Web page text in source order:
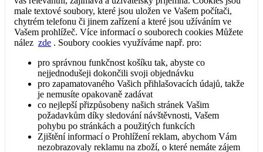
male textové soubory, které jsou uložen ve Vašem počítači,
chytrém telefonu či jinem zařízení a které jsou užíváním ve
Vašem prohlížeč. Více informací o souborech cookies Můžete
nález zde . Soubory cookies využíváme např. pro:
pro správnou funkčnost košíku tak, abyste co
nejjednodušeji dokončili svoji objednávku
pro zapamatovaného Vašich přihlašovacích údajů, takže
je nemusíte opakovaně zadávat
co nejlepší přizpůsobeny našich stránek Vašim
požadavkům díky sledování návštěvnosti, Vašem
pohybu po stránkách a použitých funkcích
Zjištění informací o Prohlížení reklam, abychom Vám
nezobrazovaly reklamu na zboží, o které nemáte zájem